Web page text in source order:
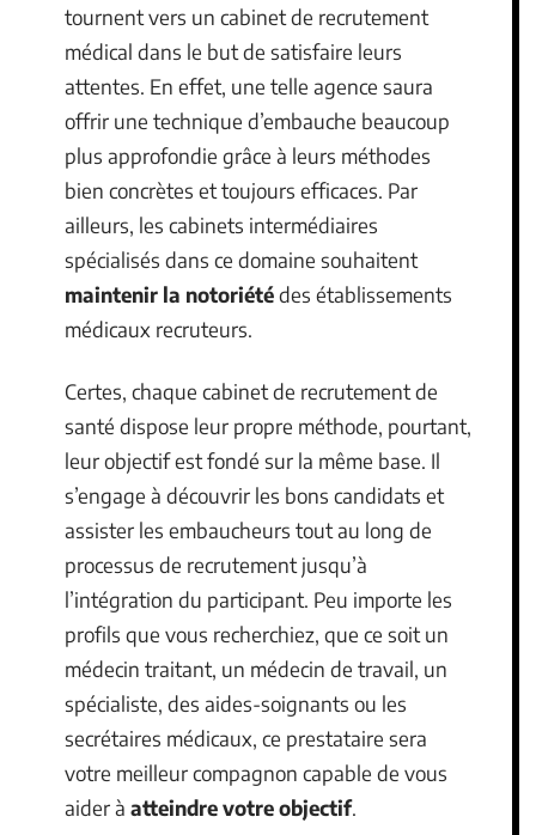
tournent vers un cabinet de recrutement
médical dans le but de satisfaire leurs
attentes. En effet, une telle agence saura
offrir une technique d’embauche beaucoup
plus approfondie grâce à leurs méthodes
bien concrètes et toujours efficaces. Par
ailleurs, les cabinets intermédiaires
spécialisés dans ce domaine souhaitent
maintenir la notoriétédes établissements
médicaux recruteurs.
Certes, chaque cabinet de recrutement de
santé dispose leur propre méthode, pourtant,
leur objectif est fondé sur la même base. Il
s’engage à découvrir les bons candidats et
assister les embaucheurs tout au long de
processus de recrutement jusqu’à
l’intégration du participant. Peu importe les
profils que vous recherchiez, que ce soit un
médecin traitant, un médecin de travail, un
spécialiste, des aides-soignants ou les
secrétaires médicaux, ce prestataire sera
votre meilleur compagnon capable de vous
aider à atteindre votre objectif.